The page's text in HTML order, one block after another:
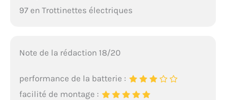
97 en Trottinettes électriques
Note de la rédaction 18/20
performance de la batterie :
facilité de montage :